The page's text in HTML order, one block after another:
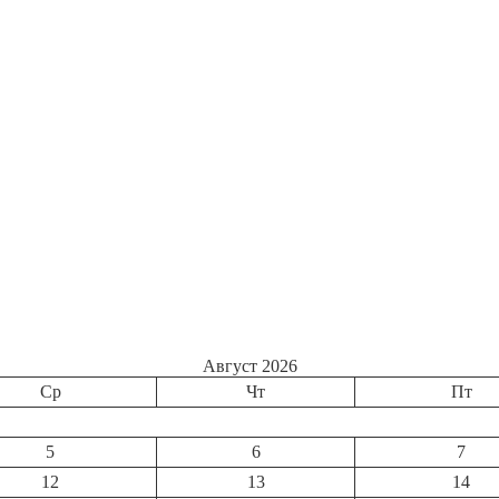
Август 2026
Ср Чт Пт
5 6 7
12 13 14